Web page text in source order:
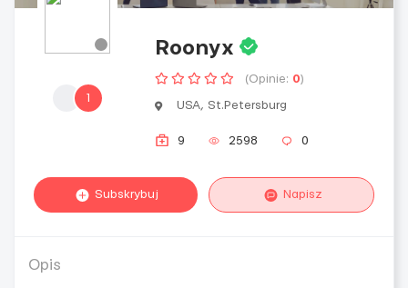
1
Roonyx
(Opinie: 0)
USA, St.Petersburg
9 2598 0
Subskrybuj Napisz
Opis